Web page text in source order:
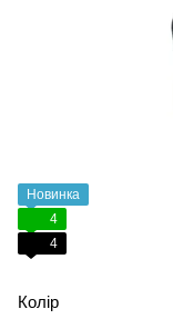
Новинка
4
4
Колір